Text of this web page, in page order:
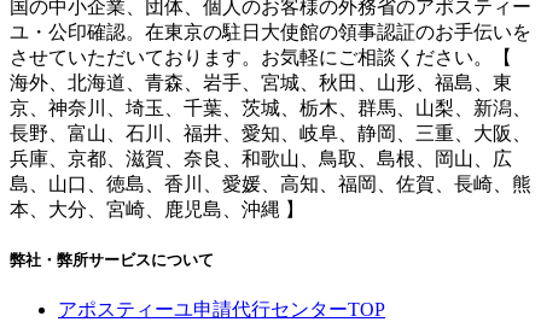
国の中小企業、団体、個人のお客様の外務省のアポスティー
ユ・公印確認。在東京の駐日大使館の領事認証のお手伝いを
させていただいております。お気軽にご相談ください。【
海外、北海道、青森、岩手、宮城、秋田、山形、福島、東
京、神奈川、埼玉、千葉、茨城、栃木、群馬、山梨、新潟、
長野、富山、石川、福井、愛知、岐阜、静岡、三重、大阪、
兵庫、京都、滋賀、奈良、和歌山、鳥取、島根、岡山、広
島、山口、徳島、香川、愛媛、高知、福岡、佐賀、長崎、熊
本、大分、宮崎、鹿児島、沖縄 】
弊社・弊所サービスについて
アポスティーユ申請代行センターTOP